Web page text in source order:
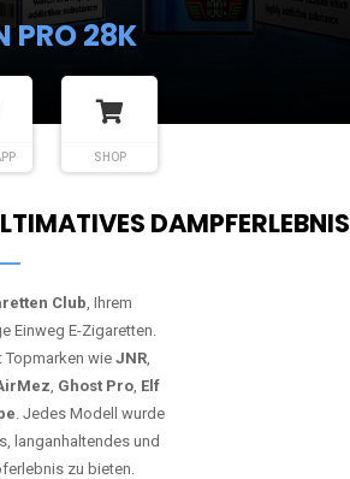
PRO 28K
SHOP
DAMPFERLEBNIS
Club, Ihrem
Einweg E-Zigaretten.
wie JNR,
, Ghost Pro, Elf
. Jedes Modell wurde
langanhaltendes und
zu bieten.